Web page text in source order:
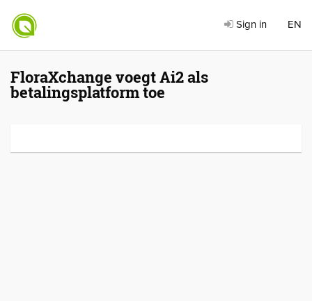
Sign in EN
FloraXchange voegt Ai2 als
betalingsplatform toe